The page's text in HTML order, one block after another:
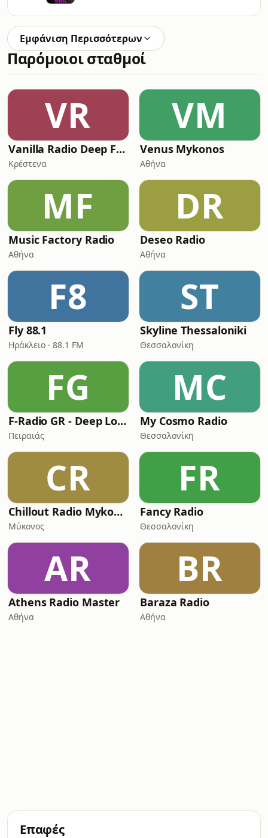
Εμφάνιση Περισσότερων
Παρόμοιοι σταθμοί
VR
Vanilla Radio Deep Flavors
Κρέστενα
VM
Venus Mykonos
Αθήνα
MF
Music Factory Radio
Αθήνα
DR
Deseo Radio
Αθήνα
F8
Fly 88.1
Ηράκλειο · 88.1 FM
ST
Skyline Thessaloniki
Θεσσαλονίκη
FG
F-Radio GR - Deep Lounge
Πειραιάς
MC
My Cosmo Radio
Θεσσαλονίκη
CR
Chillout Radio Mykonos
Μύκονος
FR
Fancy Radio
Θεσσαλονίκη
AR
Athens Radio Master
Αθήνα
BR
Baraza Radio
Αθήνα
Επαφές